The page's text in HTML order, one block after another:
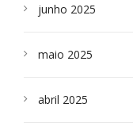
junho 2025
maio 2025
abril 2025